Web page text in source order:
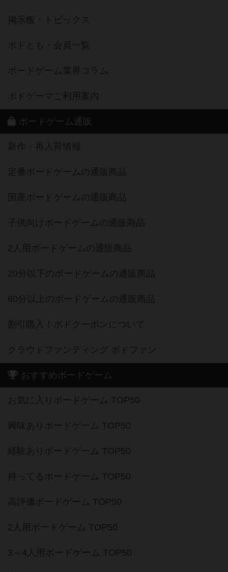
掲示板・トピックス
ボドとも・会員一覧
ボードゲーム業界コラム
ボドゲーマご利用案内
ボードゲーム通販
新作・再入荷情報
定番ボードゲームの通販商品
国産ボードゲームの通販商品
子供向けボードゲームの通販商品
2人用ボードゲームの通販商品
20分以下のボードゲームの通販商品
60分以上のボードゲームの通販商品
割引購入！ボドクーポンについて
クラウドファンディング ボドファン
おすすめボードゲーム
お気に入りボードゲーム TOP50
興味ありボードゲーム TOP50
経験ありボードゲーム TOP50
持ってるボードゲーム TOP50
高評価ボードゲーム TOP50
2人用ボードゲーム TOP50
3～4人用ボードゲーム TOP50